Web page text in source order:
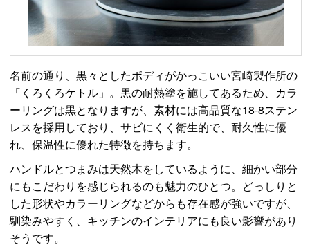
名前の通り、黒々としたボディがかっこいい宮崎製作所の
「くろくろケトル」。黒の耐熱塗を施してあるため、カラ
ーリングは黒となりますが、素材には高品質な18-8ステン
レスを採用しており、サビにくく衛生的で、耐久性に優
れ、保温性に優れた特徴を持ちます。
ハンドルとつまみは天然木をしているように、細かい部分
にもこだわりを感じられるのも魅力のひとつ。どっしりと
した形状やカラーリングなどからも存在感が強いですが、
馴染みやすく、キッチンのインテリアにも良い影響があり
そうです。